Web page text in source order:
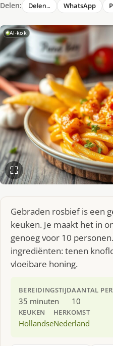
Delen: Delen… WhatsApp
AI-kok
Gebraden rosbief is een
keuken. Je maakt het in
genoeg voor 10
ingrediënten: tenen
vloeibare honing.
BEREIDINGSTIJD
35 minuten
AANTAL
10
KEUKEN
Hollandse
HERKOMST
Nederland